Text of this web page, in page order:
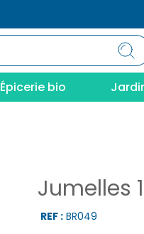
Épicerie bio
Jumelles
REF : BR049